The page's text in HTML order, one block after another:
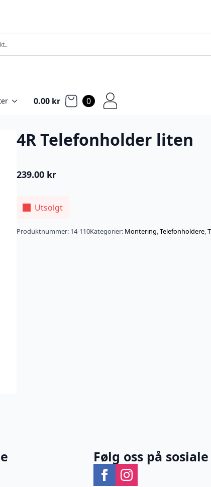
0.00 kr 0
4R Telefonholder liten
239.00 kr
Utsolgt
Produktnummer: 14-110Kategorier: Montering,Telefonholdere,
Følg oss på